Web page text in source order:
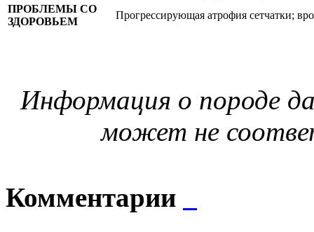
ПРОБЛЕМЫ СО
ЗДОРОВЬЕМ
Прогрессирующая атрофия сетчатки;
Информация о породе
может не
Комментарии